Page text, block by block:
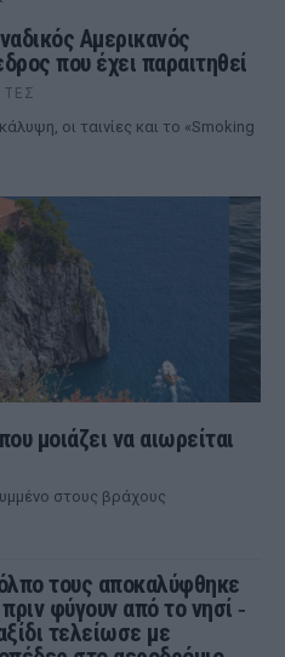
Αμερικανός
που έχει παραιτηθεί
οι ταινίες και το «Smoking
μοιάζει να αιωρείται
στους βράχους
τους αποκαλύφθηκε
φύγουν από το νησί ‑
τελείωσε με